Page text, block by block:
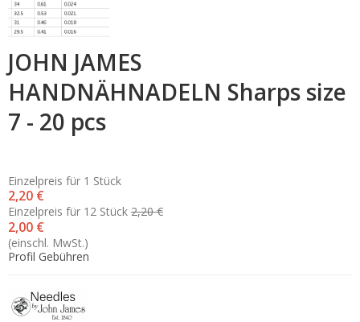
JOHN JAMES
HANDNÄHNADELN Sharps size
7 - 20 pcs
Einzelpreis für 1 Stück
2,20 €
Einzelpreis für 12 Stück
2,00 €
2,20 €
(einschl. MwSt.)
Profil Gebühren